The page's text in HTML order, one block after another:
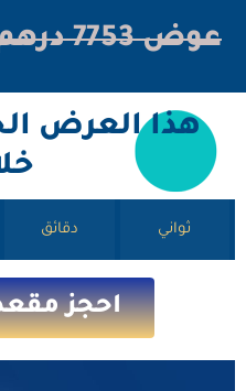
عوض 7753 درهم
هذا العرض
دقائق ثواني
احجز